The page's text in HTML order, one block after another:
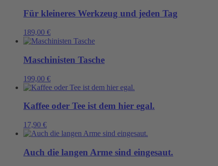
Menge
Für kleineres Werkzeug und jeden Tag
189,00 €
Maschinisten Tasche
199,00 €
Kaffee oder Tee ist dem hier egal.
17,90 €
Auch die langen Arme sind eingesaut.